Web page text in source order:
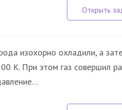
изохорно охладили, а
К. При этом газ совершил